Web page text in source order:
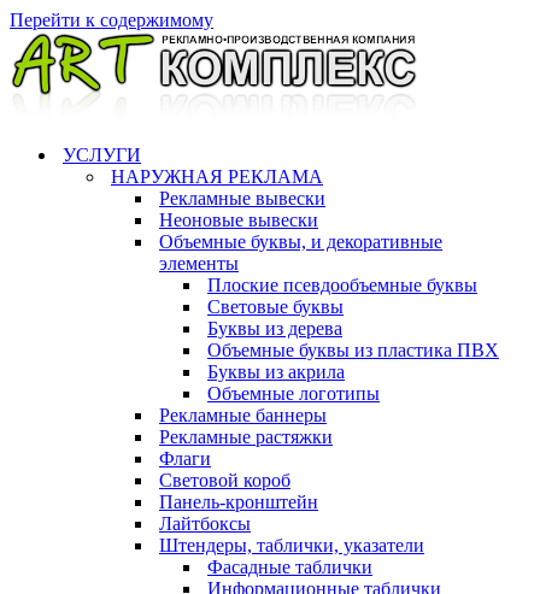
Перейти к содержимому
УСЛУГИ
НАРУЖНАЯ РЕКЛАМА
Рекламные вывески
Неоновые вывески
Объемные буквы, и декоративные
элементы
Плоские псевдообъемные буквы
Световые буквы
Буквы из дерева
Объемные буквы из пластика ПВХ
Буквы из акрила
Объемные логотипы
Рекламные баннеры
Рекламные растяжки
Флаги
Световой короб
Панель-кронштейн
Лайтбоксы
Штендеры, таблички, указатели
Фасадные таблички
Информационные таблички